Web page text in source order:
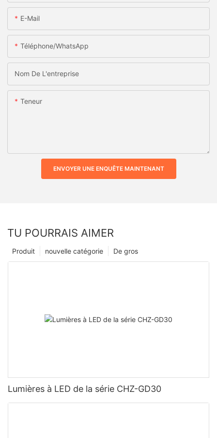
E-Mail
Téléphone/WhatsApp
Nom De L'entreprise
Teneur
ENVOYER UNE ENQUÊTE MAINTENANT
TU POURRAIS AIMER
De gros
nouvelle catégorie
Produit
Lumières à LED de la série CHZ-GD30